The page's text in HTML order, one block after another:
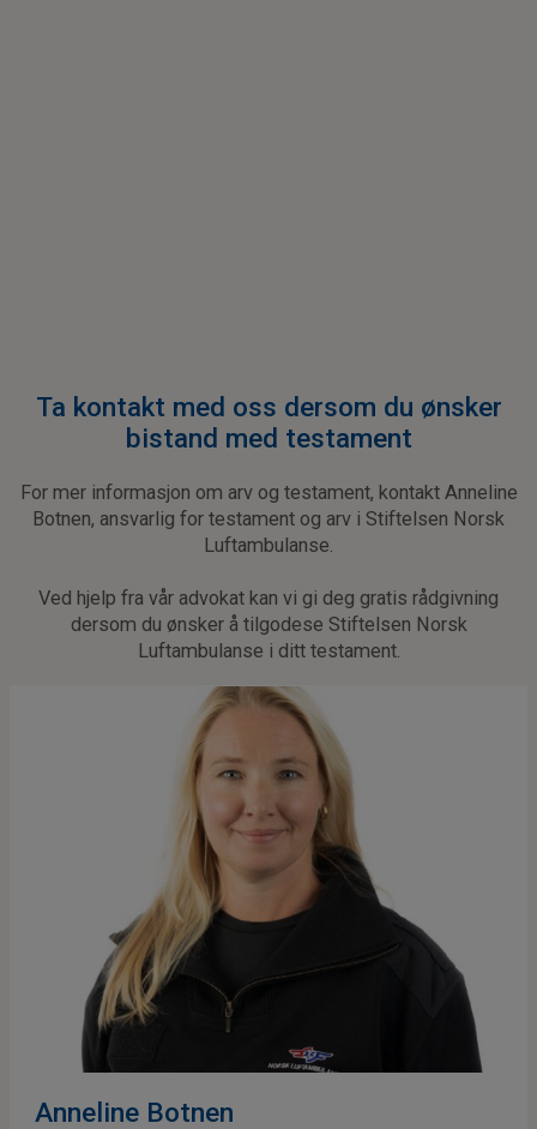
Ta kontakt med oss dersom du ønsker
bistand med testament
For mer informasjon om arv og testament, kontakt Anneline
Botnen, ansvarlig for testament og arv i Stiftelsen Norsk
Luftambulanse.
Ved hjelp fra vår advokat kan vi gi deg gratis rådgivning
dersom du ønsker å tilgodese Stiftelsen Norsk
Luftambulanse i ditt testament.
Anneline Botnen